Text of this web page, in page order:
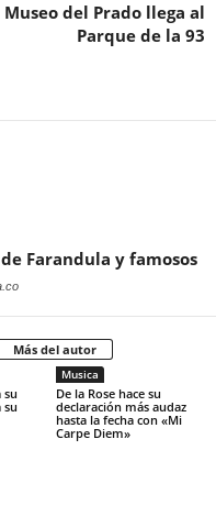
Museo del Prado llega al
Parque de la 93
Farandula y famosos
Más del autor
su
su
Musica
De la Rose hace su
declaración más audaz
hasta la fecha con «Mi
Carpe Diem»